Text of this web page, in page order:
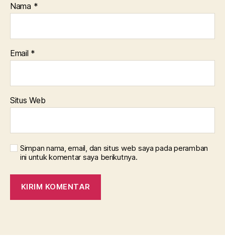
Nama *
Email *
Situs Web
Simpan nama, email, dan situs web saya pada peramban
ini untuk komentar saya berikutnya.